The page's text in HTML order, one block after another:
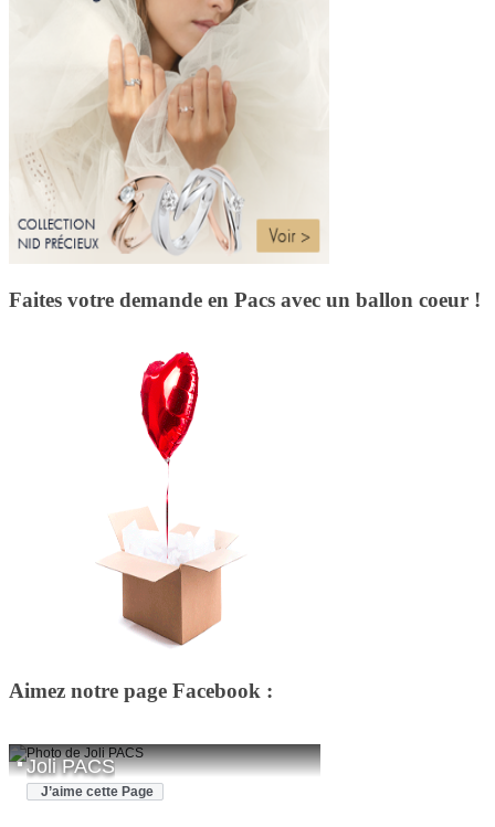
Faites votre demande en Pacs avec un ballon coeur !
Aimez notre page Facebook :
Joli PACS
J’aime cette Page